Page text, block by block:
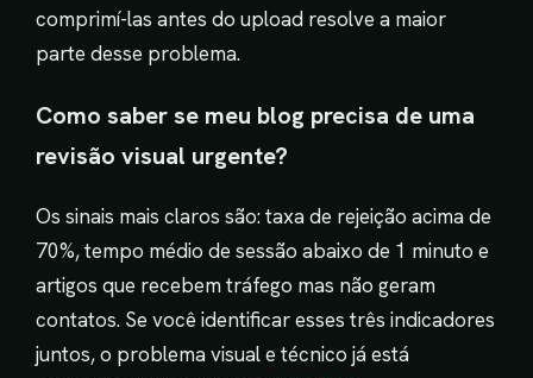
comprimí-las antes do upload resolve a maior
parte desse problema.
Como saber se meu blog precisa de uma
revisão visual urgente?
Os sinais mais claros são: taxa de rejeição acima de
70%, tempo médio de sessão abaixo de 1 minuto e
artigos que recebem tráfego mas não geram
contatos. Se você identificar esses três indicadores
juntos, o problema visual e técnico já está